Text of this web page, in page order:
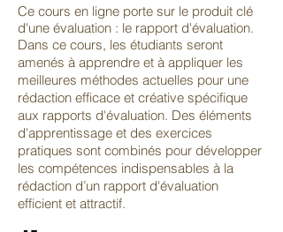
Ce cours en ligne porte sur le produit clé
d'une évaluation : le rapport d'évaluation.
Dans ce cours, les étudiants seront
amenés à apprendre et à appliquer les
meilleures méthodes actuelles pour une
rédaction efficace et créative spécifique
aux rapports d'évaluation. Des éléments
d'apprentissage et des exercices
pratiques sont combinés pour développer
les compétences indispensables à la
rédaction d’un rapport d'évaluation
efficient et attractif.